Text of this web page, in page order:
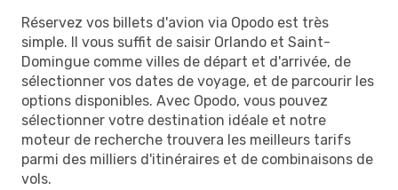
Réservez vos billets d'avion via Opodo est très
simple. Il vous suffit de saisir Orlando et Saint-
Domingue comme villes de départ et d'arrivée, de
sélectionner vos dates de voyage, et de parcourir les
options disponibles. Avec Opodo, vous pouvez
sélectionner votre destination idéale et notre
moteur de recherche trouvera les meilleurs tarifs
parmi des milliers d'itinéraires et de combinaisons de
vols.